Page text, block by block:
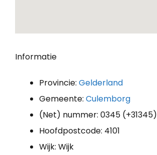
Informatie
Provincie: Gelderland
Gemeente: Culemborg
(Net) nummer: 0345 (+31345)
Hoofdpostcode: 4101
Wijk: Wijk